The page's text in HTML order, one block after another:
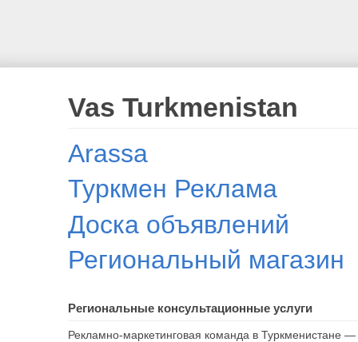
Vas Turkmenistan
Arassa
Туркмен Реклама
Доска объявлений
Региональный магазин
Региональные консультационные услуги
Рекламно-маркетинговая команда в Туркменистане —